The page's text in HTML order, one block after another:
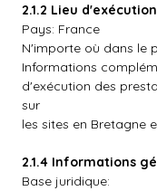
2.1.2 Lieu d'exécution
Pays: France
N'importe où dans le
Informations
d'exécution des
sur
les sites en Bretagne
2.1.4 Informations
Base juridique: